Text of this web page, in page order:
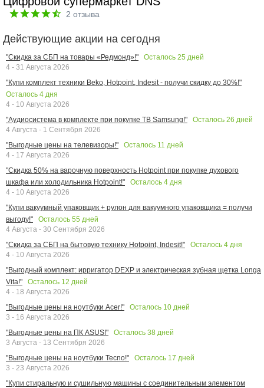
2 отзыва
Действующие акции на сегодня
"Скидка за СБП на товары «Редмонд»!" Осталось 25 дней
4 - 31 Августа 2026
"Купи комплект техники Beko, Hotpoint, Indesit - получи скидку до 30%!"
Осталось 4 дня
4 - 10 Августа 2026
"Аудиосистема в комплекте при покупке ТВ Samsung!"
Осталось 26 дней
4 Августа - 1 Сентября 2026
"Выгодные цены на телевизоры!"
Осталось 11 дней
4 - 17 Августа 2026
"Скидка 50% на варочную поверхность Hotpoint при покупке духового
шкафа или холодильника Hotpoint!"
Осталось 4 дня
4 - 10 Августа 2026
"Купи вакуумный упаковщик + рулон для вакуумного упаковщика = получи
выгоду!"
Осталось 55 дней
4 Августа - 30 Сентября 2026
"Скидка за СБП на бытовую технику Hotpoint, Indesit!"
Осталось 4 дня
4 - 10 Августа 2026
"Выгодный комплект: ирригатор DEXP и электрическая зубная щетка Longa
Vita!"
Осталось 12 дней
4 - 18 Августа 2026
"Выгодные цены на ноутбуки Acer!"
Осталось 10 дней
3 - 16 Августа 2026
"Выгодные цены на ПК ASUS!"
Осталось 38 дней
3 Августа - 13 Сентября 2026
"Выгодные цены на ноутбуки Tecno!"
Осталось 17 дней
3 - 23 Августа 2026
"Купи стиральную и сушильную машины с соединительным элементом